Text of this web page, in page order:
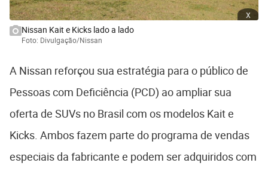
x
Nissan Kait e Kicks lado a lado
Foto: Divulgação/Nissan
A Nissan reforçou sua estratégia para o público de
Pessoas com Deficiência (PCD) ao ampliar sua
oferta de SUVs no Brasil com os modelos Kait e
Kicks. Ambos fazem parte do programa de vendas
especiais da fabricante e podem ser adquiridos com